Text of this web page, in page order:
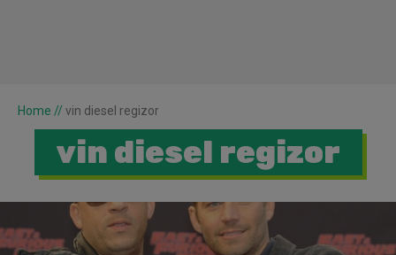
Home // vin diesel regizor
vin diesel regizor